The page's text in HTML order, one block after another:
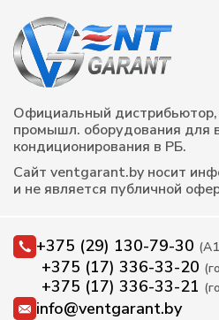
Официальный
промышл. оборудования для
кондиционирования в РБ.
Сайт ventgarant.by носит
и не является публичной
+375 (29) 130-79-30
+375 (17) 336-33-20
+375 (17) 336-33-21
info@ventgarant.by